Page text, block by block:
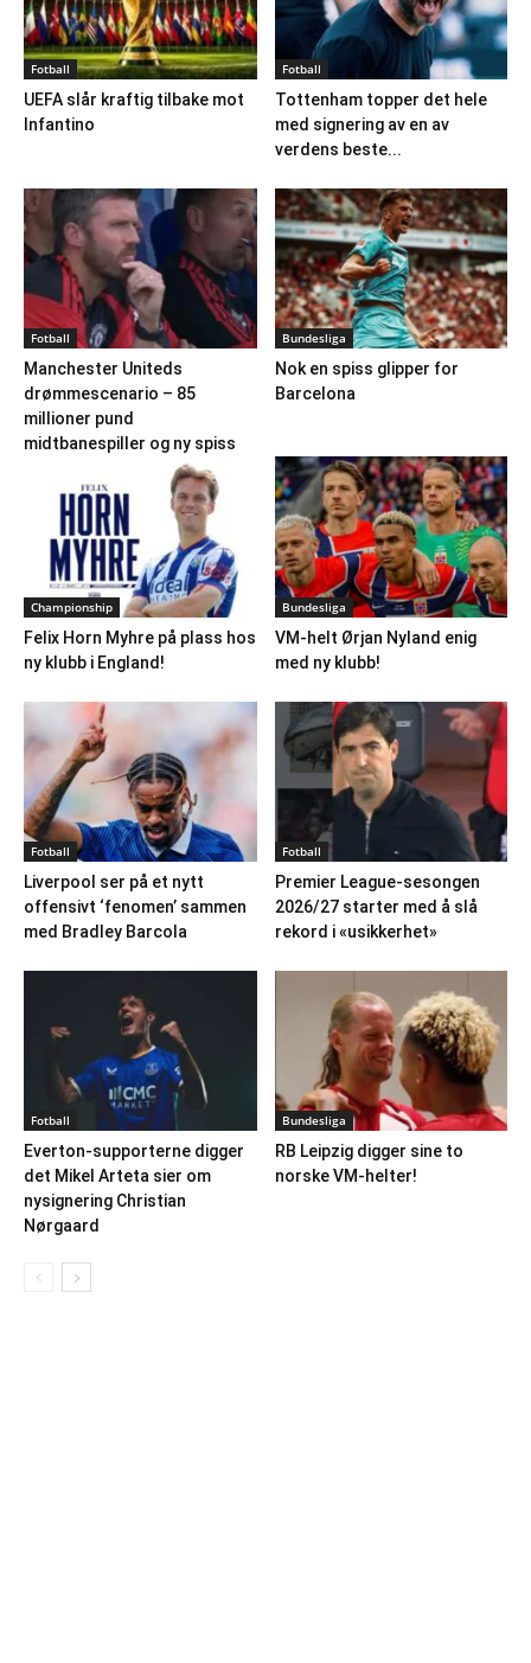
Fotball
UEFA slår kraftig tilbake mot
Infantino
Fotball
Tottenham topper det hele
med signering av en av
verdens beste...
Fotball
Manchester Uniteds
drømmescenario – 85
millioner pund
midtbanespiller og ny spiss
Bundesliga
Nok en spiss glipper for
Barcelona
Championship
Felix Horn Myhre på plass hos
ny klubb i England!
Bundesliga
VM-helt Ørjan Nyland enig
med ny klubb!
Fotball
Liverpool ser på et nytt
offensivt ‘fenomen’ sammen
med Bradley Barcola
Fotball
Premier League-sesongen
2026/27 starter med å slå
rekord i «usikkerhet»
Fotball
Everton-supporterne digger
det Mikel Arteta sier om
nysignering Christian
Nørgaard
Bundesliga
RB Leipzig digger sine to
norske VM-helter!